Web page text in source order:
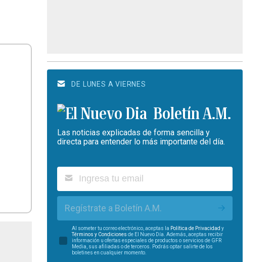
DE LUNES A VIERNES
Boletín A.M.
Las noticias explicadas de forma sencilla y
directa para entender lo más importante del día.
Regístrate a Boletín A.M.
Al someter tu correo electrónico, aceptas la Política de Privacidad y
Términos y Condiciones de El Nuevo Día. Además, aceptas recibir
información u ofertas especiales de productos o servicios de GFR
Media, sus afiliadas o de terceros. Podrás optar salirte de los
boletines en cualquier momento.